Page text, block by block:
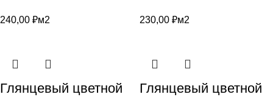
240,00 ₽м2 230,00 ₽м2
Глянцевый цветной
Глянцевый цветной